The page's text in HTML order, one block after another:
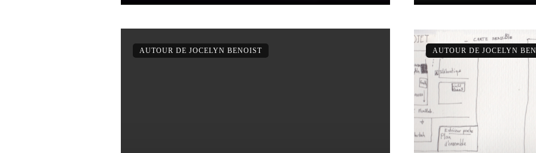
AUTOUR DE JOCELYN BENOIST AUTOUR DE JOCELYN